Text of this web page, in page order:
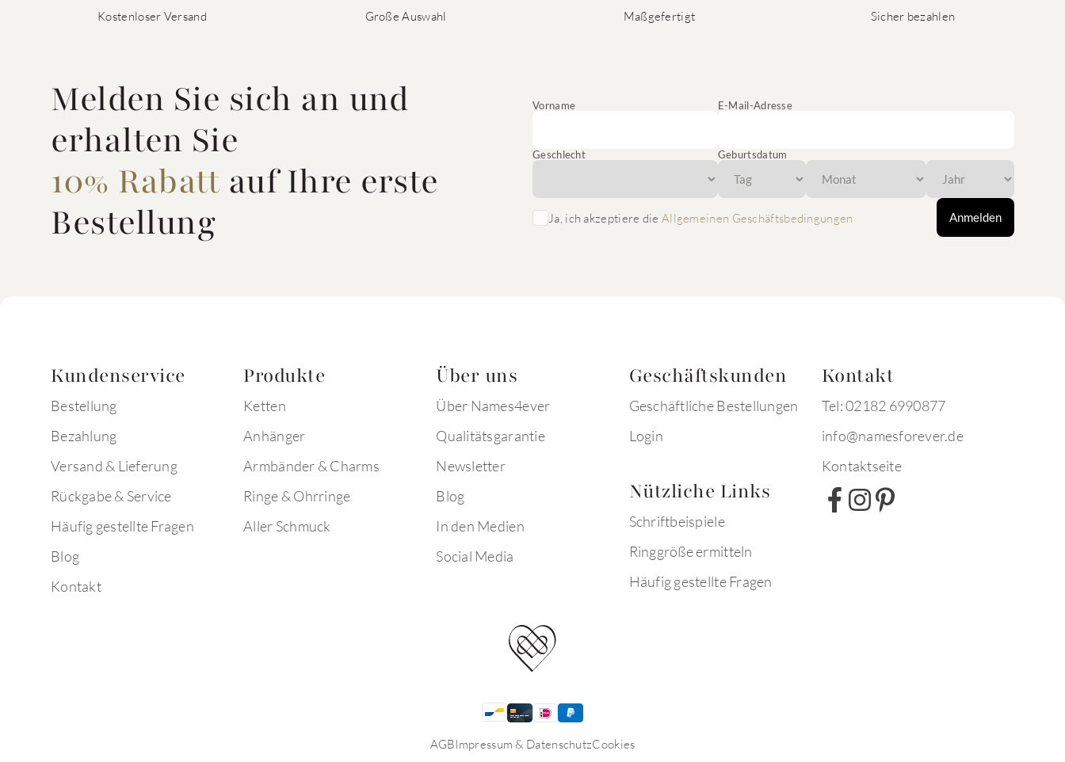
Kostenloser Versand Große Auswahl Maßgefertigt Sicher bezahlen
Melden Sie sich an und
erhalten Sie
10% Rabattauf Ihre erste
Bestellung
Vorname E-Mail-Adresse
Geschlecht Geburtsdatum
Ja, ich akzeptiere die Allgemeinen Geschäftsbedingungen Anmelden
Kundenservice
Bestellung
Bezahlung
Versand & Lieferung
Rückgabe & Service
Häufig gestellte Fragen
Blog
Kontakt
Produkte
Ketten
Anhänger
Armbänder & Charms
Ringe & Ohrringe
Aller Schmuck
Über uns
Über Names4ever
Qualitätsgarantie
Newsletter
Blog
In den Medien
Social Media
Geschäftskunden
Geschäftliche Bestellungen
Login
Nützliche Links
Schriftbeispiele
Ringgröße ermitteln
Häufig gestellte Fragen
Kontakt
Tel: 02182 6990877
info@namesforever.de
Kontaktseite
AGBImpressum & DatenschutzCookies